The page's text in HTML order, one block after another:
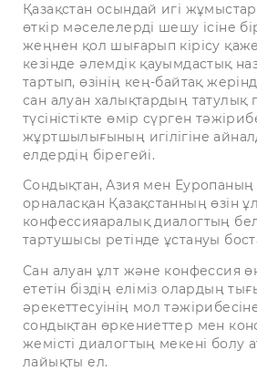
Қазақстан осындай игі
өткір мәселелерді шешу ісіне
жеңнен қол шығарып кірісу
кезінде әлемдік қауымдастық
тартып, өзінің кең-байтақ
сан алуан халықтардың татулық
түсіністікте өмір сүрген
жұртшылығының игілігіне
елдердің бірегейі.
Сондықтан, Азия мен Еуропаның
орналасқан Қазақстанның өзін
конфессияаралық диалогтың
тартушысы ретінде ұстануы
Сан алуан ұлт және конфессия
ететін біздің еліміз олардың
әрекеттесуінің мол
сондықтан өркениеттер мен
жемісті диалогтың мекені болу
лайықты ел.